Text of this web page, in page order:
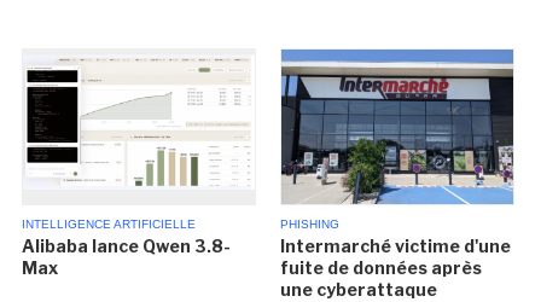
INTELLIGENCE ARTIFICIELLE
Alibaba lance Qwen 3.8-
Max
PHISHING
Intermarché victime d'une
fuite de données après
une cyberattaque